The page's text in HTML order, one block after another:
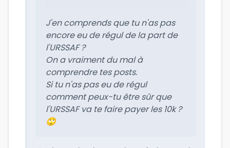
J'en comprends que tu n'as pas
encore eu de régul de la part de
l'URSSAF ?
On a vraiment du mal à
comprendre tes posts.
Si tu n'as pas eu de régul
comment peux-tu être sûr que
l'URSSAF va te faire payer les 10k ?
🙄